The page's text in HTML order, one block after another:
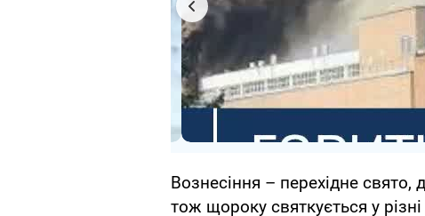
Вознесіння – перехідне свято,
тож щороку святкується у